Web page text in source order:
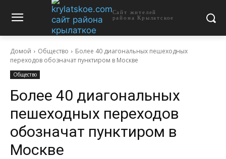
Сайт жителей
района Крылатское
Домой Общество
Более 40 диагональных пешеходных
переходов обозначат пунктиром в Москве
Общество
Более 40 диагональных
пешеходных переходов
обозначат пунктиром в
Москве